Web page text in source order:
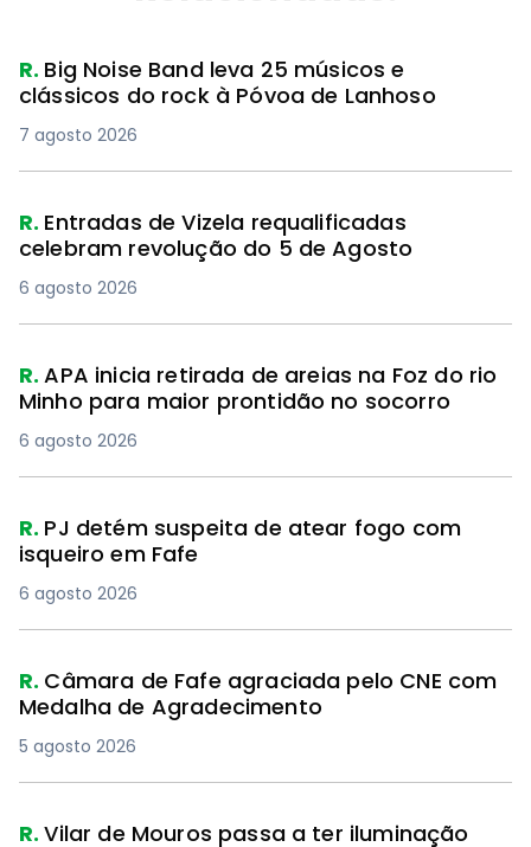
R. Big Noise Band leva 25 músicos e
clássicos do rock à Póvoa de Lanhoso
7 agosto 2026
R. Entradas de Vizela requalificadas
celebram revolução do 5 de Agosto
6 agosto 2026
R.APA inicia retirada de areias na Foz do rio
Minho para maior prontidão no socorro
6 agosto 2026
R. PJ detém suspeita de atear fogo com
isqueiro em Fafe
6 agosto 2026
R. Câmara de Fafe agraciada pelo CNE com
Medalha de Agradecimento
5 agosto 2026
R.Vilar de Mouros passa a ter iluminação